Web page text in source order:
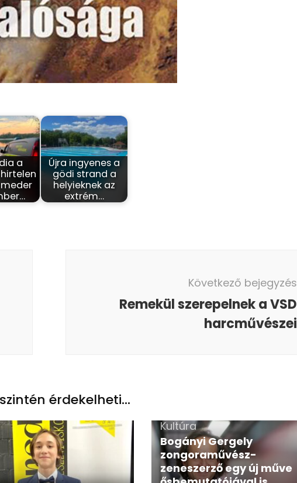
a
Újra ingyenes a
gödi strand a
helyieknek az
extrém…
Következő bejegyzés
Remekül szerepelnek a VSD
harcművészei
érdekelheti...
Kultúra
Bogányi Gergely
zongoraművész-
zeneszerző egy új műve